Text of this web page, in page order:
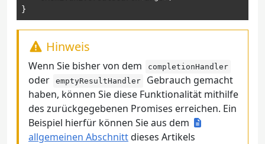
}
Hinweis
Wenn Sie bisher von dem completionHandler
oder emptyResultHandler
Gebrauch gemacht
haben, können Sie diese Funktionalität mithilfe
des zurückgegebenen Promises erreichen. Ein
Beispiel hierfür können Sie aus dem
allgemeinen Abschnittdieses Artikels